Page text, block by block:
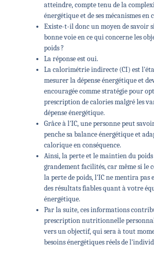
atteindre, compte tenu de la
énergétique et de ses mécanismes en
Existe-t-il donc un moyen de savoir
bonne voie en ce qui concerne les
poids ?
La réponse est oui.
La calorimétrie indirecte (CI) est
mesurer la dépense énergétique et
encouragée comme stratégie pour
prescription de calories malgré les
dépense énergétique.
Grâce à l'IC, une personne peut
penche sa balance énergétique et
calorique en conséquence.
Ainsi, la perte et le maintien du
grandement facilités, car même si le
la perte de poids, l'IC ne mentira pas
des résultats fiables quant à votre
énergétique.
Par la suite, ces informations
prescription nutritionnelle
vers un objectif, qui sera à tout
besoins énergétiques réels de